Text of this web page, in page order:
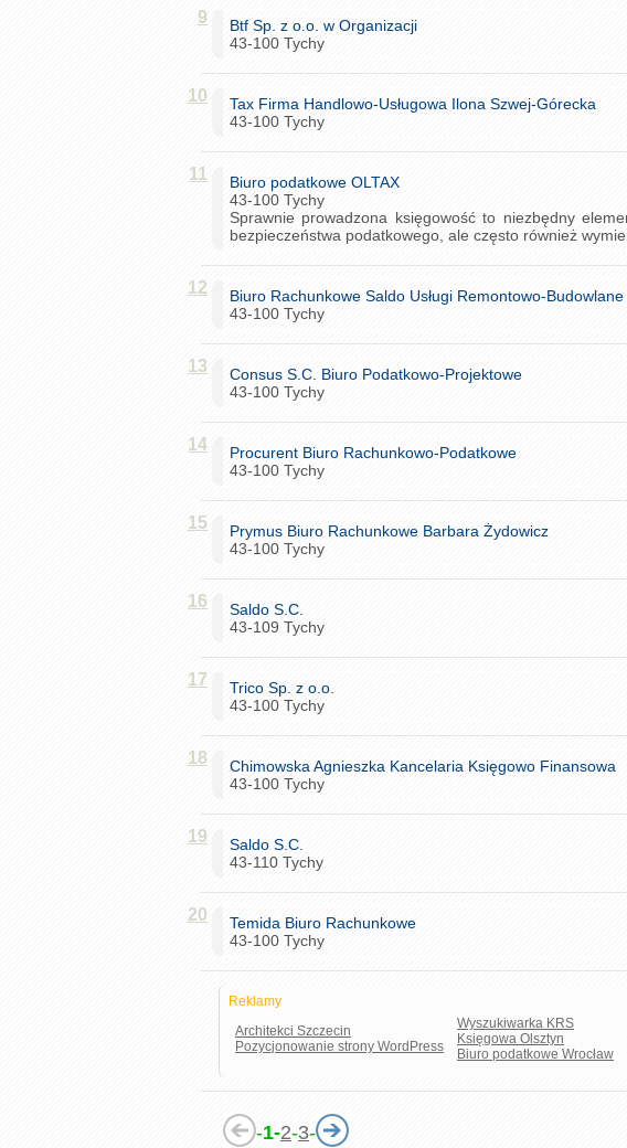
9
Btf Sp. z o.o. w Organizacji
43-100 Tychy
10
Tax Firma Handlowo-Usługowa Ilona Szwej-Górecka
43-100 Tychy
11
Biuro podatkowe OLTAX
43-100 Tychy
Sprawnie prowadzona księgowość to niezbędny
bezpieczeństwa podatkowego, ale często również
12
Biuro Rachunkowe Saldo Usługi Remontowo-Budowlane
43-100 Tychy
13
Consus S.C. Biuro Podatkowo-Projektowe
43-100 Tychy
14
Procurent Biuro Rachunkowo-Podatkowe
43-100 Tychy
15
Prymus Biuro Rachunkowe Barbara Żydowicz
43-100 Tychy
16
Saldo S.C.
43-109 Tychy
17
Trico Sp. z o.o.
43-100 Tychy
18
Chimowska Agnieszka Kancelaria Księgowo Finansowa
43-100 Tychy
19
Saldo S.C.
43-110 Tychy
20
Temida Biuro Rachunkowe
43-100 Tychy
Reklamy
Architekci Szczecin
Pozycjonowanie strony WordPress
Wyszukiwarka KRS
Księgowa Olsztyn
Biuro podatkowe Wrocław
-1-2-3-